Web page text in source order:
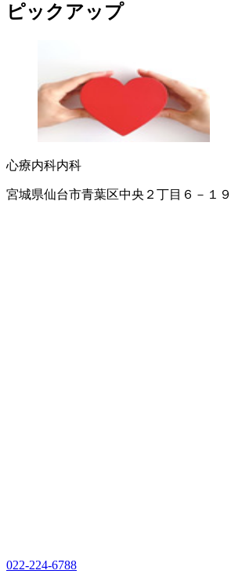
ピックアップ
心療内科内科
宮城県仙台市青葉区中央２丁目６－１
022-224-6788